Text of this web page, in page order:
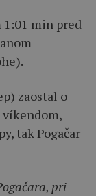
1:01 min pred
zaostal o
víkendom,
tak Pogačar
pri